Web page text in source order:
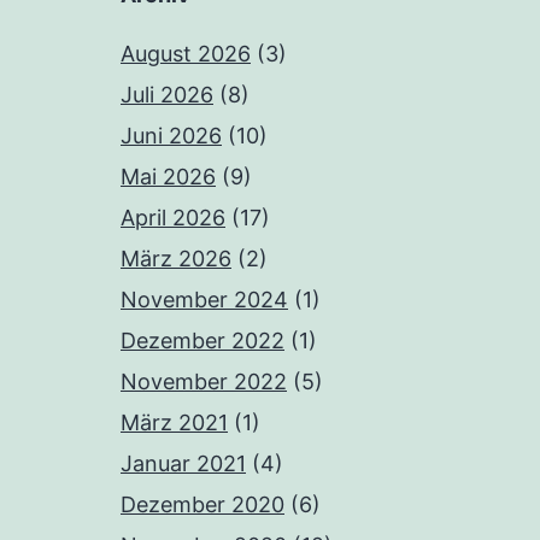
August 2026 (3)
Juli 2026 (8)
Juni 2026 (10)
Mai 2026 (9)
April 2026 (17)
März 2026 (2)
November 2024 (1)
Dezember 2022 (1)
November 2022 (5)
März 2021 (1)
Januar 2021 (4)
Dezember 2020 (6)